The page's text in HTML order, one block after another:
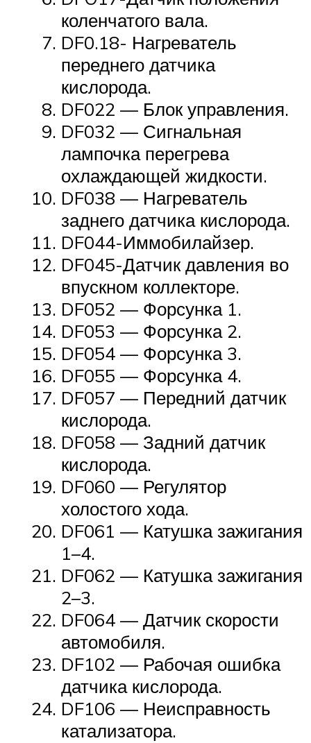
коленчатого вала.
DF0.18- Нагреватель
переднего датчика
кислорода.
DF022 — Блок управления.
DF032 — Сигнальная
лампочка перегрева
охлаждающей жидкости.
DF038 — Нагреватель
заднего датчика кислорода.
DF044-Иммобилайзер.
DF045-Датчик давления во
впускном коллекторе.
DF052 — Форсунка 1.
DF053 — Форсунка 2.
DF054 — Форсунка 3.
DF055 — Форсунка 4.
DF057 — Передний датчик
кислорода.
DF058 — Задний датчик
кислорода.
DF060 — Регулятор
холостого хода.
DF061 — Катушка зажигания
1–4.
DF062 — Катушка зажигания
2–3.
DF064 — Датчик скорости
автомобиля.
DF102 — Рабочая ошибка
датчика кислорода.
DF106 — Неисправность
катализатора.